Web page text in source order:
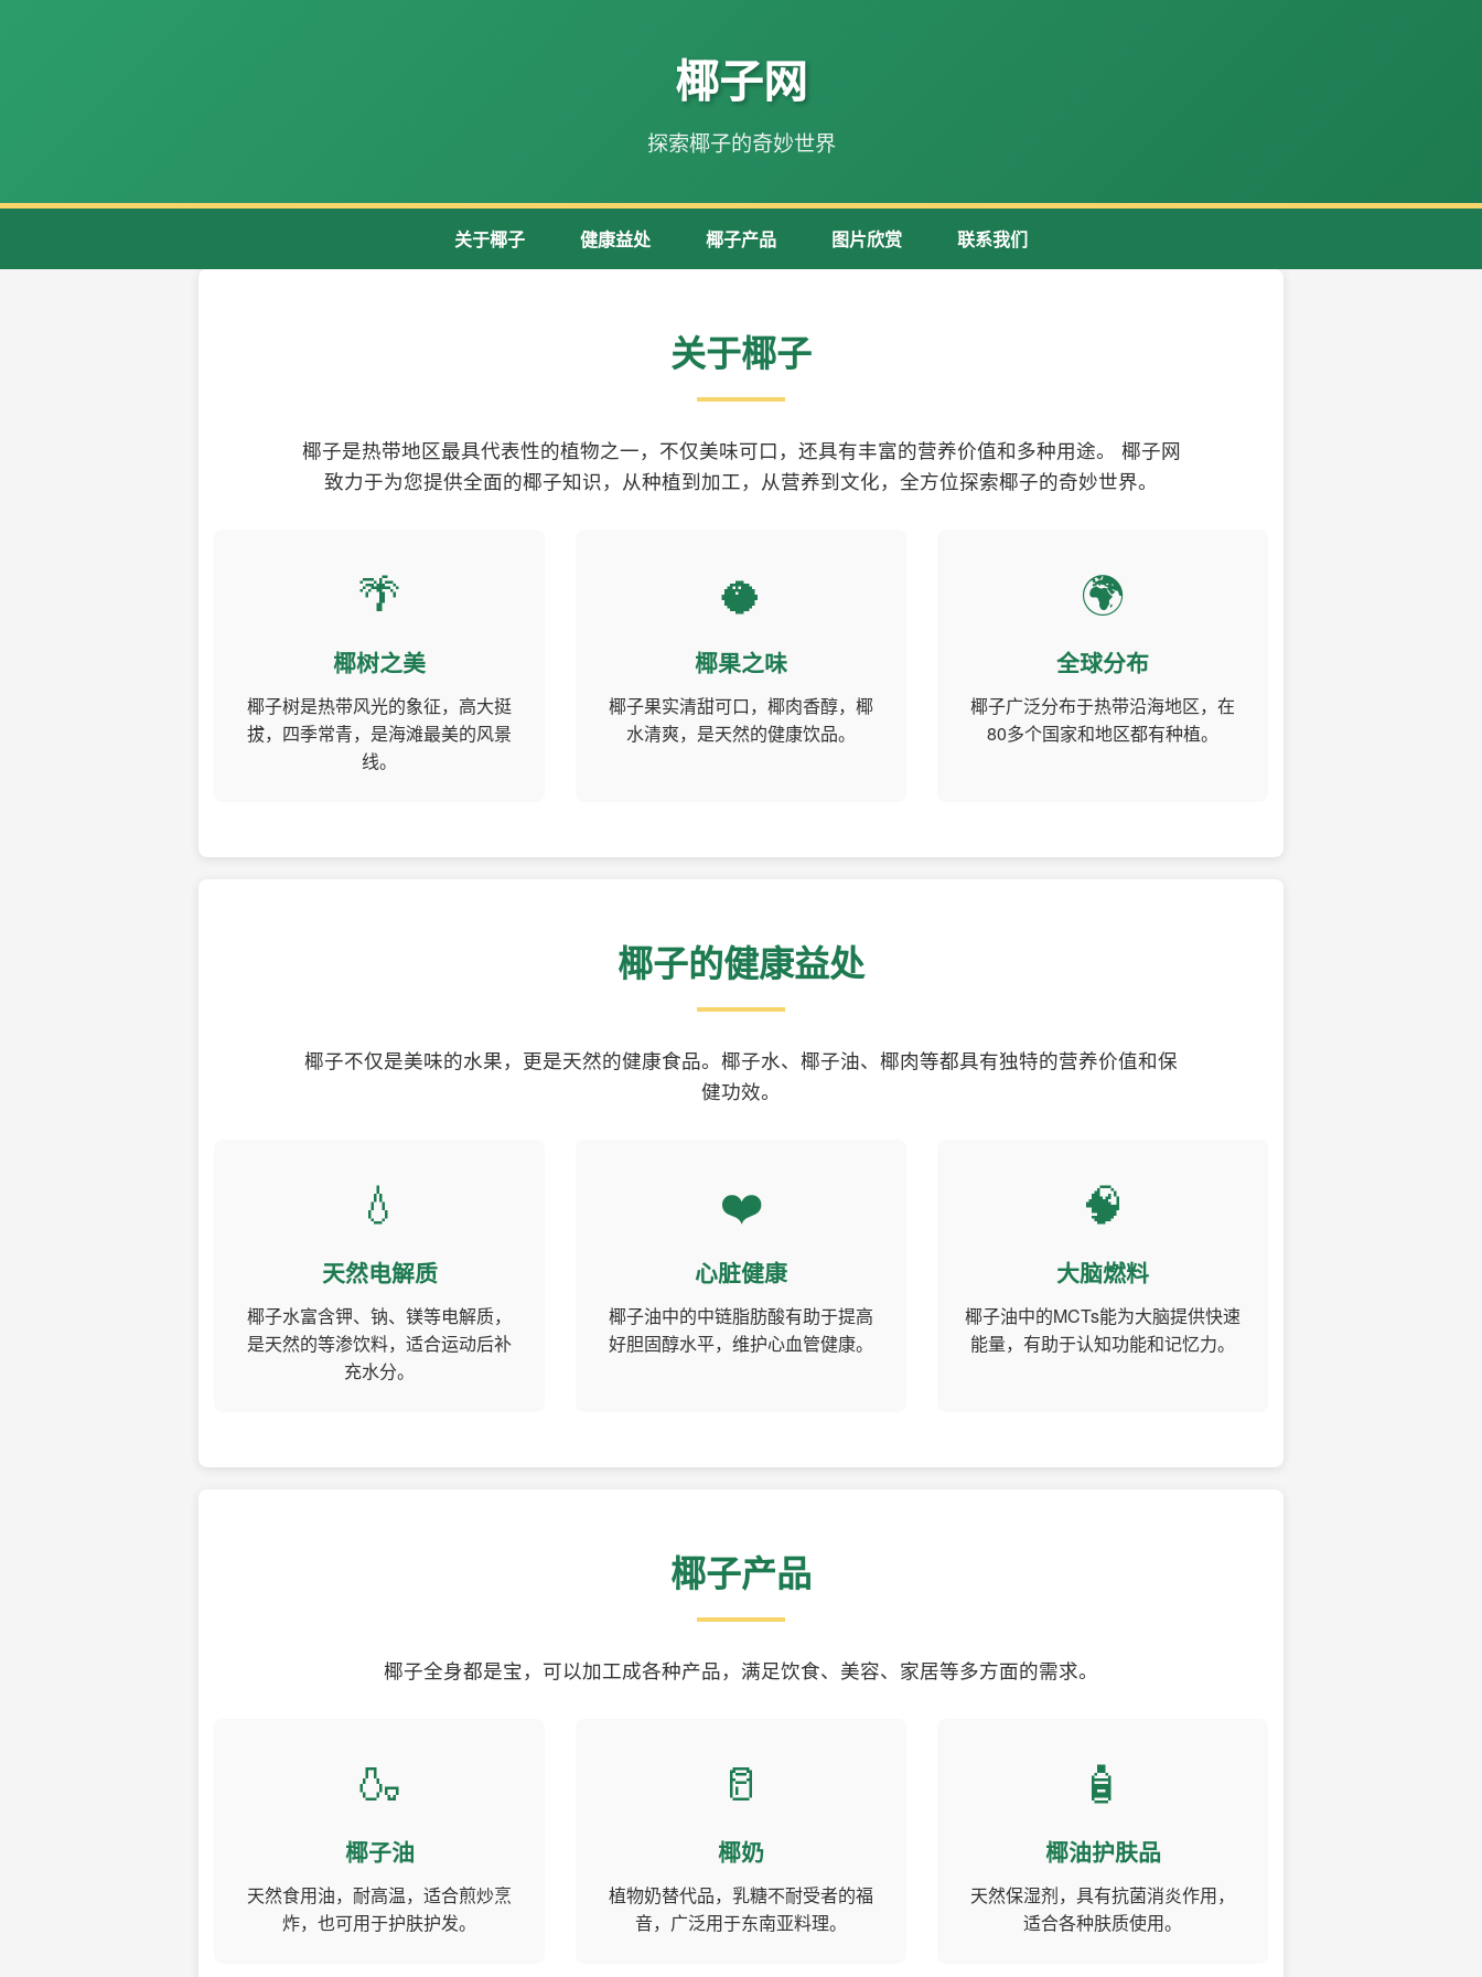
椰子网
探索椰子的奇妙世界
关于椰子 健康益处 椰子产品 图片欣赏 联系我们
关于椰子
椰子是热带地区最具代表性的植物之一，不仅美味可口，还具有丰富的营养价值和多种用途。 椰子网
致力于为您提供全面的椰子知识，从种植到加工，从营养到文化，全方位探索椰子的奇妙世界。
🌴
椰树之美
椰子树是热带风光的象征，高大挺
拔，四季常青，是海滩最美的风景
线。
🥥
椰果之味
椰子果实清甜可口，椰肉香醇，椰
水清爽，是天然的健康饮品。
🌍
全球分布
椰子广泛分布于热带沿海地区，在
80多个国家和地区都有种植。
椰子的健康益处
椰子不仅是美味的水果，更是天然的健康食品。椰子水、椰子油、椰肉等都具有独特的营养价值和保
健功效。
💧
天然电解质
椰子水富含钾、钠、镁等电解质，
是天然的等渗饮料，适合运动后补
充水分。
❤️
心脏健康
椰子油中的中链脂肪酸有助于提高
好胆固醇水平，维护心血管健康。
🧠
大脑燃料
椰子油中的MCTs能为大脑提供快速
能量，有助于认知功能和记忆力。
椰子产品
椰子全身都是宝，可以加工成各种产品，满足饮食、美容、家居等多方面的需求。
🍶
椰子油
天然食用油，耐高温，适合煎炒烹
炸，也可用于护肤护发。
🥛
椰奶
植物奶替代品，乳糖不耐受者的福
音，广泛用于东南亚料理。
🧴
椰油护肤品
天然保湿剂，具有抗菌消炎作用，
适合各种肤质使用。